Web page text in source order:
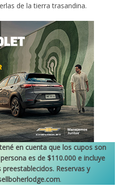
de la tierra trasandina.
en cuenta que los cupos son
es de $110.000 e incluye
Reservas y
.